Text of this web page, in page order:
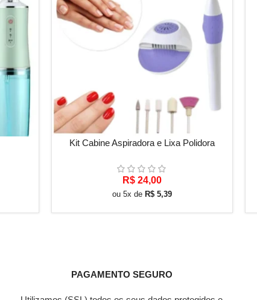
ADICIONAR AO CARRINHO
Kit Cabine Aspiradora e Lixa Polidora
R$ 24,00
ou 5x de R$ 5,39
PAGAMENTO SEGURO